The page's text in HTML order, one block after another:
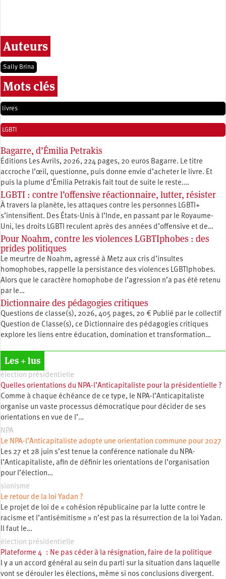
Auteurs
Sally Brina
Mots clés
livres
LGBTI
Bagarre, d’Émilia Petrakis
Éditions Les Avrils, 2026, 224 pages, 20 euros Bagarre. Le titre
accroche l’œil, questionne, puis donne envie d’acheter le livre. Et
puis la plume d’Émilia Petrakis fait tout de suite le reste.…
LGBTI : contre l’offensive réactionnaire, lutter, résister
À travers la planète, les attaques contre les personnes LGBTI+
s’intensifient. Des États-Unis à l’Inde, en passant par le Royaume-
Uni, les droits LGBTI reculent après des années d’offensive et de…
Pour Noahm, contre les violences LGBTIphobes : des
prides politiques
Le meurtre de Noahm, agressé à Metz aux cris d’insultes
homophobes, rappelle la persistance des violences LGBTIphobes.
Alors que le caractère homophobe de l’agression n’a pas été retenu
par le…
Dictionnaire des pédagogies critiques
Questions de classe(s), 2026, 405 pages, 20 € Publié par le collectif
Question de Classe(s), ce Dictionnaire des pédagogies critiques
explore les liens entre éducation, ­domination et transformation…
Les + lus
élection présidentielle
Quelles orientations du NPA-l’Anticapitaliste pour la présidentielle ?
Comme à chaque échéance de ce type, le NPA-l’Anticapitaliste
organise un vaste processus démocratique pour décider de ses
orientations en vue de l’…
NPA
Le NPA-l’Anticapitaliste adopte une orientation commune pour 2027
Les 27 et 28 juin s’est tenue la conférence nationale du NPA-
l’Anticapitaliste, afin de définir les orientations de l’organisation
pour l’élection…
sionisme
Le retour de la loi Yadan ?
Le projet de loi de « cohésion républicaine par la lutte contre le
racisme et l’antisémitisme » n’est pas la résurrection de la loi Yadan.
Il faut le…
élection présidentielle
Plateforme 4 : Ne pas céder à la résignation, faire de la politique
l y a un accord général au sein du parti sur la situation dans laquelle
vont se dérouler les élections, même si nos conclusions divergent.